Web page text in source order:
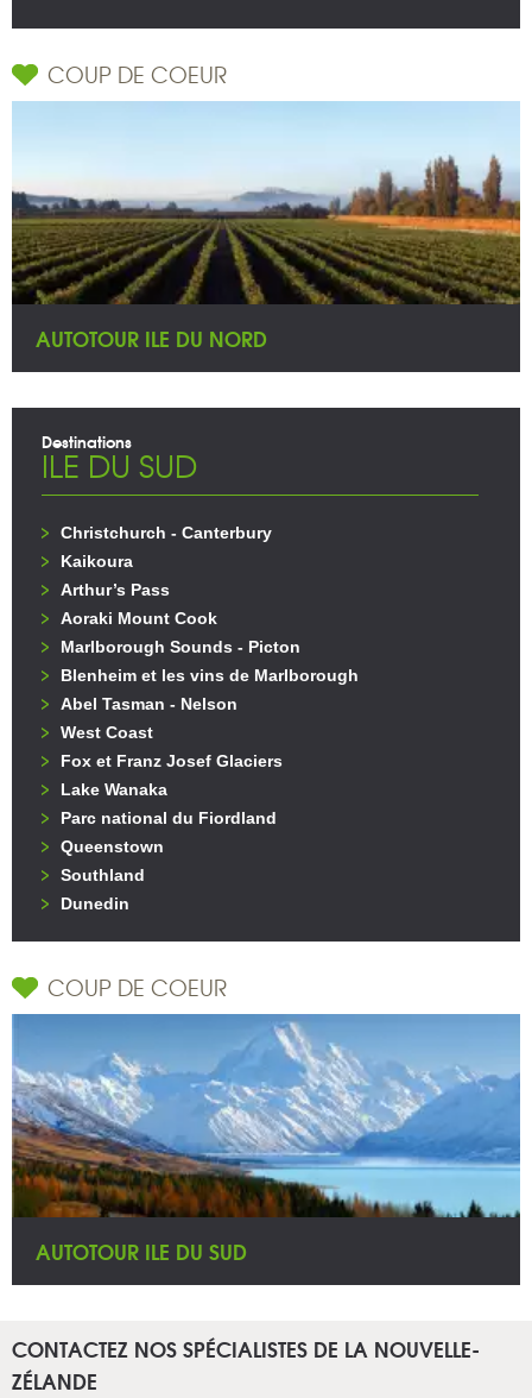
COUP DE COEUR
AUTOTOUR ILE DU NORD
Destinations
ILE DU SUD
Christchurch - Canterbury
Kaikoura
Arthur’s Pass
Aoraki Mount Cook
Marlborough Sounds - Picton
Blenheim et les vins de Marlborough
Abel Tasman - Nelson
West Coast
Fox et Franz Josef Glaciers
Lake Wanaka
Parc national du Fiordland
Queenstown
Southland
Dunedin
COUP DE COEUR
AUTOTOUR ILE DU SUD
CONTACTEZ NOS SPÉCIALISTES DE LA NOUVELLE-
ZÉLANDE